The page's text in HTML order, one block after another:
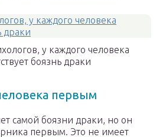
у каждого человека
боязнь драки
первым
самой боязни драки, но он
первым. Это не имеет